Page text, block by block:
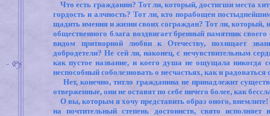
Что есть гражданин? Тот ли, который, достигши места
гордость и алчность? Тот ли, кто порабощен
щадить имения и жизни своих сограждан? Тот ли, который,
общественного блага воздвигает бренный памятник
видом притворной любви к Отечеству, похищает
добродетели? Не сей ли, наконец, с нечувствительным
как пустое название, и коего душа не ощущала никогда
неспособный соболезновать о несчастьях, как и радоваться
Нет, конечно, титло гражданина не принадлежит
отверженные, они не оставят по себе ничего более, как
О вы, которым я хочу представить образ оного,
на почтительный степень достоинств, свято